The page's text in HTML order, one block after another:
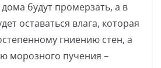
будут промерзать, а в
оставаться влага, которая
гниению стен, а
морозного пучения –